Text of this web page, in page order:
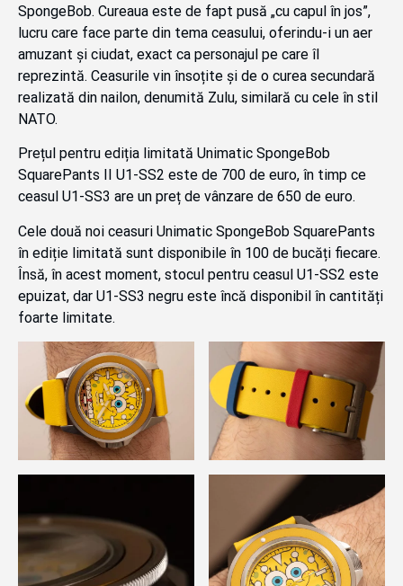
SpongeBob. Cureaua este de fapt pusă „cu capul în jos”,
lucru care face parte din tema ceasului, oferindu-i un aer
amuzant și ciudat, exact ca personajul pe care îl
reprezintă. Ceasurile vin însoțite și de o curea secundară
realizată din nailon, denumită Zulu, similară cu cele în stil
NATO.
Prețul pentru ediția limitată Unimatic SpongeBob
SquarePants II U1-SS2 este de 700 de euro, în timp ce
ceasul U1-SS3 are un preț de vânzare de 650 de euro.
Cele două noi ceasuri Unimatic SpongeBob SquarePants
în ediție limitată sunt disponibile în 100 de bucăți fiecare.
Însă, în acest moment, stocul pentru ceasul U1-SS2 este
epuizat, dar U1-SS3 negru este încă disponibil în cantități
foarte limitate.